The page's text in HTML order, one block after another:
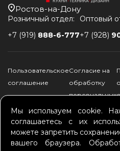
Мы используем cookie.
соглашаетесь с их
можете запретить
вашего браузера.
Ростов-на-Дону
Розничный отдел:
+7 (919) 888-6-777
Оптовый
+7 (928)
Пользовательское
соглашение
Согласие на
обработку
персональных
данных
*Памира - официальный дилер
Bertazzoni, ASKO, SMEG, Falmec, TEKA,